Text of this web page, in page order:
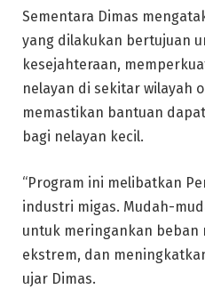
Sementara Dimas
yang dilakukan bertujuan
kesejahteraan,
nelayan di sekitar wilayah
memastikan bantuan
bagi nelayan kecil.
“Program ini melibatkan
industri migas. Mudah-
untuk meringankan beban
ekstrem, dan
ujar Dimas.